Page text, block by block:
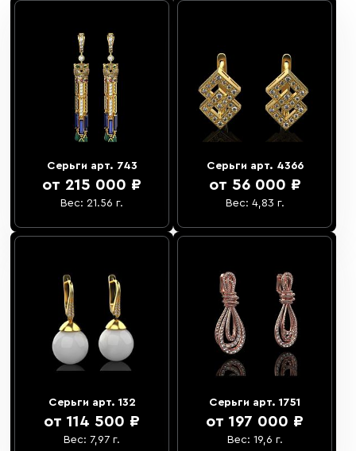
Серьги арт. 743
от 215 000 ₽
Вес: 21.56 г.
Серьги арт. 4366
от 56 000 ₽
Вес: 4,83 г.
Серьги арт. 132
от 114 500 ₽
Вес: 7,97 г.
Серьги арт. 1751
от 197 000 ₽
Вес: 19,6 г.